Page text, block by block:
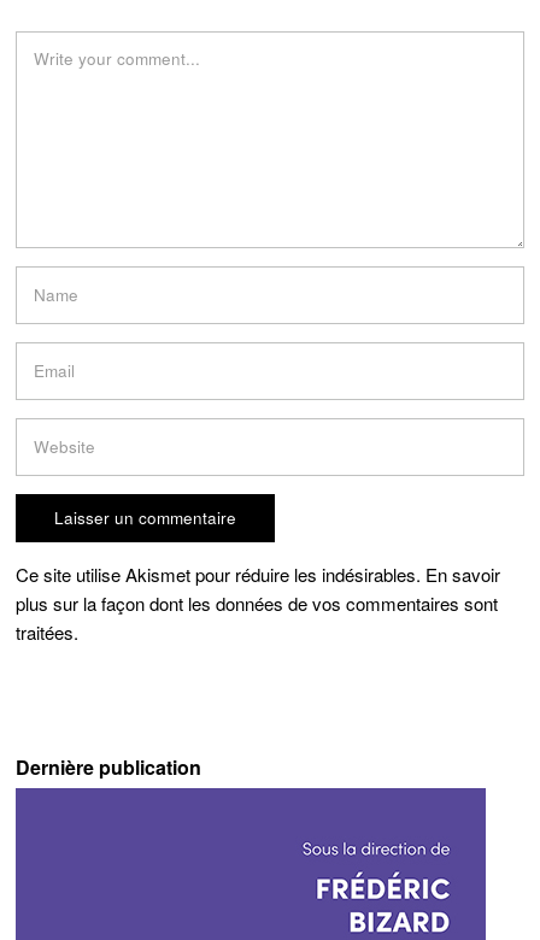
Ce site utilise Akismet pour réduire les indésirables. En savoir
plus sur la façon dont les données de vos commentaires sont
traitées.
Dernière publication